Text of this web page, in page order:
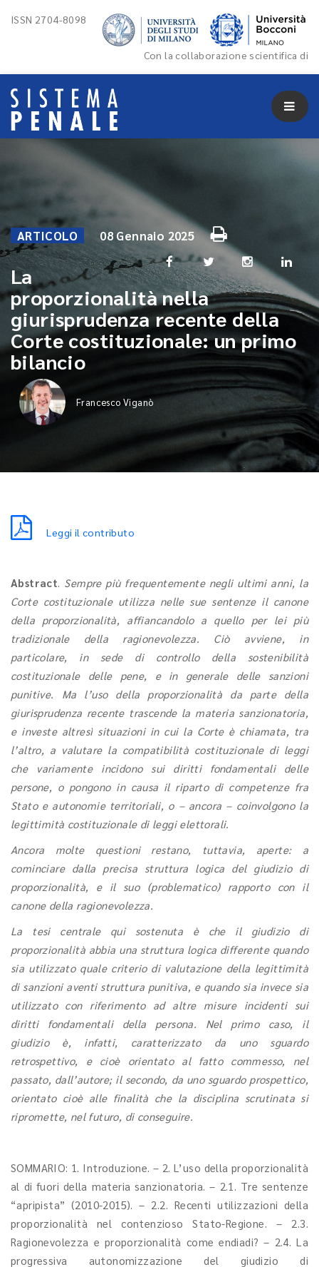
ISSN 2704-8098
Con la collaborazione scientifica di
ARTICOLO 08 Gennaio 2025
La
proporzionalità nella
giurisprudenza recente della
Corte costituzionale: un primo
bilancio
Francesco Viganò
Leggi il contributo
Abstract. Sempre più frequentemente negli ultimi anni, la
Corte costituzionale utilizza nelle sue sentenze il canone
della proporzionalità, affiancandolo a quello per lei più
tradizionale della ragionevolezza. Ciò avviene, in
particolare, in sede di controllo della sostenibilità
costituzionale delle pene, e in generale delle sanzioni
punitive. Ma l’uso della proporzionalità da parte della
giurisprudenza recente trascende la materia sanzionatoria,
e investe altresì situazioni in cui la Corte è chiamata, tra
l’altro, a valutare la compatibilità costituzionale di leggi
che variamente incidono sui diritti fondamentali delle
persone, o pongono in causa il riparto di competenze fra
Stato e autonomie territoriali, o – ancora – coinvolgono la
legittimità costituzionale di leggi elettorali.
Ancora molte questioni restano, tuttavia, aperte: a
cominciare dalla precisa struttura logica del giudizio di
proporzionalità, e il suo (problematico) rapporto con il
canone della ragionevolezza.
La tesi centrale qui sostenuta è che il giudizio di
proporzionalità abbia una struttura logica differente quando
sia utilizzato quale criterio di valutazione della legittimità
di sanzioni aventi struttura punitiva, e quando sia invece sia
utilizzato con riferimento ad altre misure incidenti sui
diritti fondamentali della persona. Nel primo caso, il
giudizio è, infatti, caratterizzato da uno sguardo
retrospettivo, e cioè orientato al fatto commesso, nel
passato, dall’autore; il secondo, da uno sguardo prospettico,
orientato cioè alle finalità che la disciplina scrutinata si
ripromette, nel futuro, di conseguire.
SOMMARIO: 1. Introduzione. – 2. L’uso della proporzionalità
al di fuori della materia sanzionatoria. – 2.1. Tre sentenze
“apripista” (2010-2015). – 2.2. Recenti utilizzazioni della
proporzionalità nel contenzioso Stato-Regione. – 2.3.
Ragionevolezza e proporzionalità come endiadi? – 2.4. La
progressiva autonomizzazione del giudizio di